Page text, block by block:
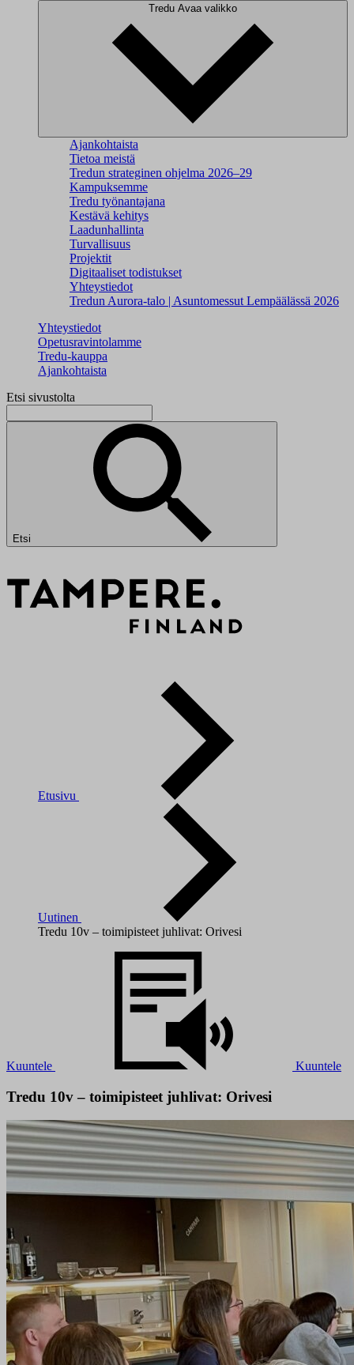
Tredu Avaa valikko
Ajankohtaista
Tietoa meistä
Tredun strateginen ohjelma 2026–29
Kampuksemme
Tredu työnantajana
Kestävä kehitys
Laadunhallinta
Turvallisuus
Projektit
Digitaaliset todistukset
Yhteystiedot
Tredun Aurora-talo | Asuntomessut Lempäälässä 2026
Yhteystiedot
Opetusravintolamme
Tredu-kauppa
Ajankohtaista
Etsi sivustolta
Etsi
Etusivu
Uutinen
Tredu 10v – toimipisteet juhlivat: Orivesi
Kuuntele Kuuntele
Tredu 10v – toimipisteet juhlivat: Orivesi